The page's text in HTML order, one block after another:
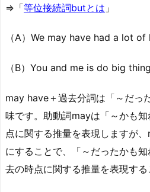
⇒「等位接続詞butとは 」
（A）We may have had a lot
（B）You and me is do big
may have＋過去分詞は「～だっ
味です。助動詞mayは「～かも
点に関する推量を表現しますが
にすることで、「～だったかも
去の時点に関する推量を表現する